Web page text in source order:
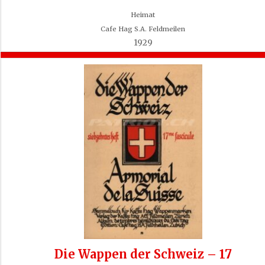
Heimat
Cafe Hag S.A. Feldmeilen
1929
Die Wappen der Schweiz – 17